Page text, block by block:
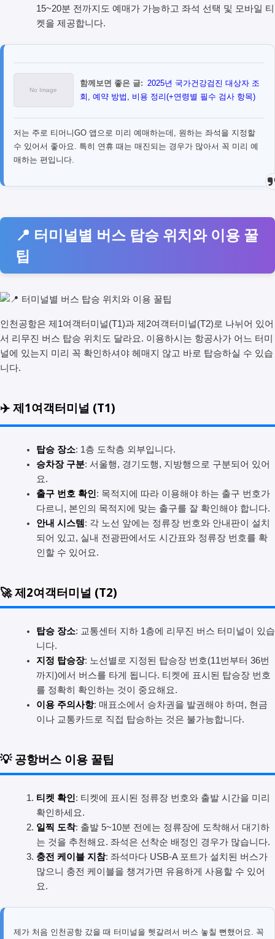
15~20분 전까지도 예매가 가능하고 좌석 선택 및 모바일 티
켓을 제공합니다.
함께보면 좋은 글: 2025년 국가건강검진 대상자 조
회, 예약 방법, 비용 정리(+연령별 필수 검사 항목)
저는 주로 티머니GO 앱으로 미리 예매하는데, 원하는 좌석을 지정할
수 있어서 좋아요. 특히 연휴 때는 매진되는 경우가 많아서 꼭 미리 예
매하는 편입니다.
📍 터미널별 버스 탑승 위치와 이용 꿀
팁
인천공항은 제1여객터미널(T1)과 제2여객터미널(T2)로 나뉘어 있어
서 리무진 버스 탑승 위치도 달라요. 이용하시는 항공사가 어느 터미
널에 있는지 미리 꼭 확인하셔야 헤매지 않고 바로 탑승하실 수 있습
니다.
✈️ 제1여객터미널 (T1)
탑승 장소: 1층 도착층 외부입니다.
승차장 구분: 서울행, 경기도행, 지방행으로 구분되어 있어
요.
출구 번호 확인: 목적지에 따라 이용해야 하는 출구 번호가
다르니, 본인의 목적지에 맞는 출구를 잘 확인해야 합니다.
안내 시스템 : 각 노선 앞에는 정류장 번호와 안내판이 설치
되어 있고, 실내 전광판에서도 시간표와 정류장 번호를 확
인할 수 있어요.
🚀 제2여객터미널 (T2)
탑승 장소: 교통센터 지하 1층에 리무진 버스 터미널이 있습
니다.
지정 탑승장: 노선별로 지정된 탑승장 번호(11번부터 36번
까지)에서 버스를 타게 됩니다. 티켓에 표시된 탑승장 번호
를 정확히 확인하는 것이 중요해요.
이용 주의사항: 매표소에서 승차권을 발권해야 하며, 현금
이나 교통카드로 직접 탑승하는 것은 불가능합니다.
💡 공항버스 이용 꿀팁
티켓 확인: 티켓에 표시된 정류장 번호와 출발 시간을 미리
확인하세요.
일찍 도착: 출발 5~10분 전에는 정류장에 도착해서 대기하
는 것을 추천해요. 좌석은 선착순 배정인 경우가 많습니다.
충전 케이블 지참: 좌석마다 USB-A 포트가 설치된 버스가
많으니 충전 케이블을 챙겨가면 유용하게 사용할 수 있어
요.
제가 처음 인천공항 갔을 때 터미널을 헷갈려서 버스 놓칠 뻔했어요. 꼭